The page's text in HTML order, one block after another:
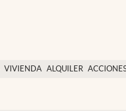
VIVIENDA ALQUILER